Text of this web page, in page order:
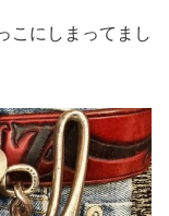
こにしまってまし